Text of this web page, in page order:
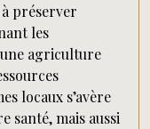
préserver
les
agriculture
locaux s’avère
santé, mais aussi